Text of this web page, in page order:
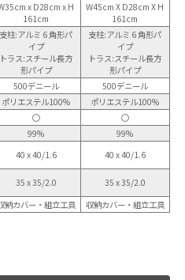
x D28cm x H
161cm
W45cm X D28cm X H
161cm
支柱:アルミ 6 角形パ
イプ
トラス:スチール長方
形パイプ
支柱:アルミ 6 角形パ
イプ
トラス:スチール長方
形パイプ
500デニール
500デニール
ポリエステル100%
ポリエステル100%
〇
〇
99%
99%
40 x 40/1.6
40 x 40/1.6
35 x 35/2.0
35 x 35/2.0
納カバー・組立工具 収納カバー・組立工具